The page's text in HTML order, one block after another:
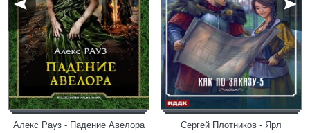
Алекс Рауз - Падение Авелора Сергей Плотников - Ярл